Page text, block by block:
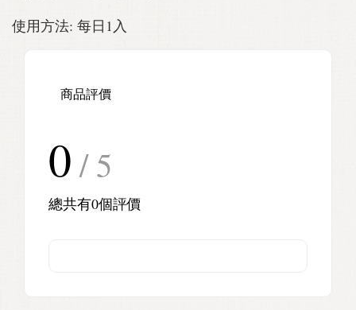
使用方法: 每日1入
商品評價
0 / 5
總共有0個評價